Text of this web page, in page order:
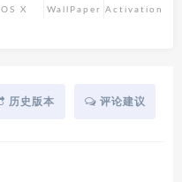
OS X WallPaper Activation
历史版本 评论建议